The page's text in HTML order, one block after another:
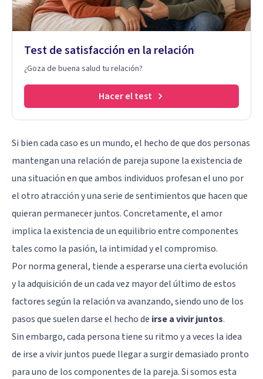
Test de satisfacción en la relación
¿Goza de buena salud tu relación?
Hacer el test
Si bien cada caso es un mundo, el hecho de que dos personas
mantengan una relación de pareja supone la existencia de
una situación en que ambos individuos profesan el uno por
el otro atracción y una serie de sentimientos que hacen que
quieran permanecer juntos. Concretamente, el amor
implica la existencia de un equilibrio entre componentes
tales como la pasión, la intimidad y el compromiso.
Por norma general, tiende a esperarse una cierta evolución
y la adquisición de un cada vez mayor del último de estos
factores según la relación va avanzando, siendo uno de los
pasos que suelen darse el hecho de irse a vivir juntos.
Sin embargo, cada persona tiene su ritmo y a veces la idea
de irse a vivir juntos puede llegar a surgir demasiado pronto
para uno de los componentes de la pareja. Si somos esta